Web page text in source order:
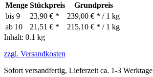
Menge Stückpreis
Grundpreis
bis 9 23,90 € *
239,00 € * / 1 kg
ab 10 21,51 € *
215,10 € * / 1 kg
Inhalt: 0.1 kg
zzgl. Versandkosten
Sofort versandfertig, Lieferzeit ca. 1-3 Werktage